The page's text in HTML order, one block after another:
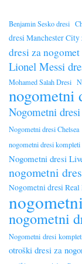
Benjamin Sesko dresi
dresi Manchester City
dresi za nogomet
Lionel Messi
Mohamed Salah Dresi
nogometni
Nogometni
Nogometni dresi Chelsea
nogometni dresi kompleti
Nogometni dresi
nogometni
Nogometni dresi
nogometni
Nogometni dresi
otroški dresi za